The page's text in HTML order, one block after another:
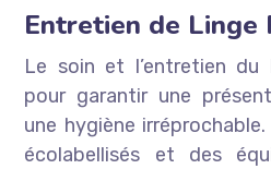
Entretien de Linge
Le soin et l’entretien du
pour garantir une
une hygiène
écolabellisés et des